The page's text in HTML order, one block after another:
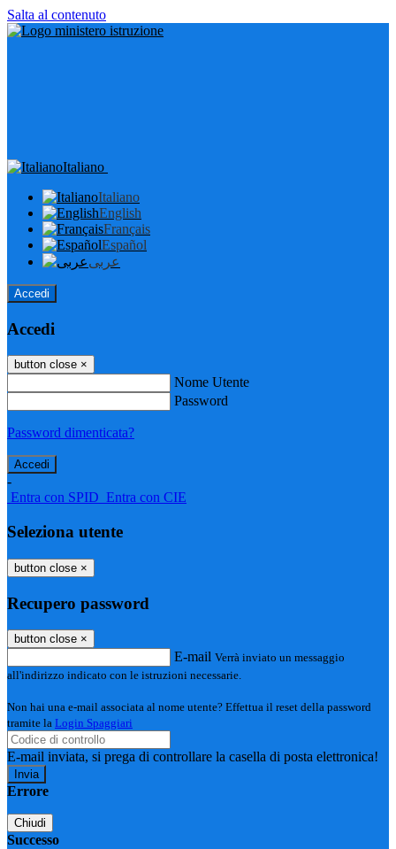
Salta al contenuto
Italiano
Italiano
English
Français
Español
عربى
Accedi
Accedi
button close ×
Nome Utente
Password
Password dimenticata?
-
Entra con SPID Entra con CIE
Seleziona utente
button close ×
Recupero password
button close ×
E-mail Verrà inviato un messaggio
all'indirizzo indicato con le istruzioni necessarie.
Non hai una e-mail associata al nome utente? Effettua il reset della password
tramite la Login Spaggiari
E-mail inviata, si prega di controllare la casella di posta elettronica!
Errore
Chiudi
Successo